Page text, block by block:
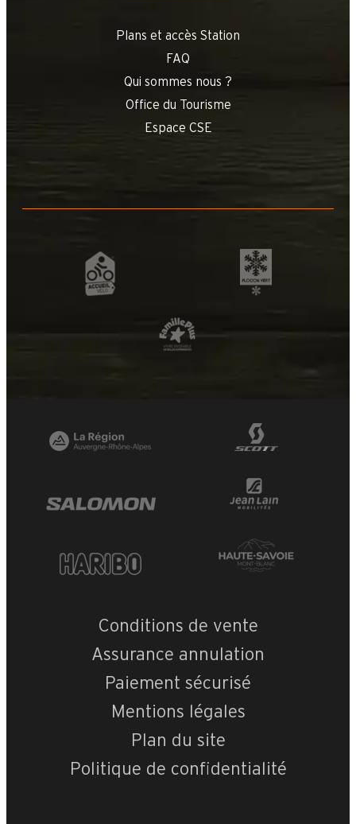
Plans et accès Station
FAQ
Qui sommes nous ?
Office du Tourisme
Espace CSE
Conditions de vente
Assurance annulation
Paiement sécurisé
Mentions légales
Plan du site
Politique de confidentialité